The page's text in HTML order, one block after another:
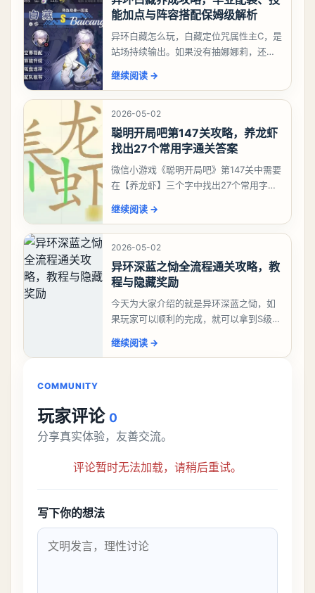
能加点与阵容搭配保姆级解析
异环白藏怎么玩，白藏定位咒属性主C，是
站场持续输出。如果没有抽娜娜莉，还没
有娜娜莉缺另外一个二队C想打深渊也可以
考虑养个白藏
继续阅读 →
2026-05-02
聪明开局吧第147关攻略，养龙虾
找出27个常用字通关答案
微信小游戏《聪明开局吧》第147关中需要
在【养龙虾】三个字中找出27个常用字，
大、夫、夰、巾、中、虫、下、虾、卜、
囗、吓、卟、
继续阅读 →
2026-05-02
异环深蓝之恸全流程通关攻略，教
程与隐藏奖励
今天为大家介绍的就是异环深蓝之恸，如
果玩家可以顺利的完成，就可以拿到S级弧
比较高的，对于那些新手玩家并不建议直
继续阅读 →
COMMUNITY
玩家评论 0
分享真实体验，友善交流。
评论暂时无法加载，请稍后重试。
写下你的想法